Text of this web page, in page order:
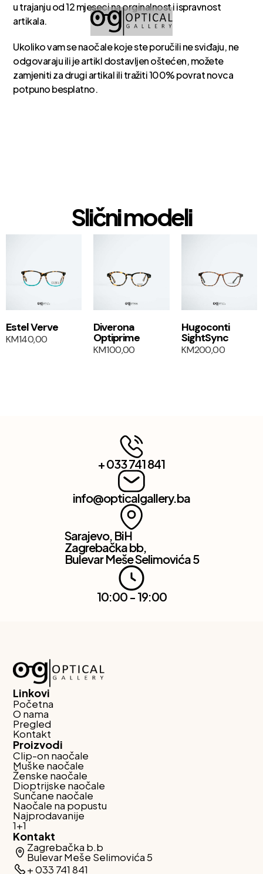
u trajanju od 12 mjeseci na orginalnost i ispravnost
artikala.
Ukoliko vam se naočale koje ste poručili ne sviđaju, ne
odgovaraju ili je artikl dostavljen oštećen, možete
zamjeniti za drugi artikal ili tražiti 100% povrat novca
potpuno besplatno.
Slični modeli
Estel Verve
KM140,00
1+1
Diverona
Optiprime
KM100,00
Hugoconti
SightSync
KM200,00
+ 033 741 841
info@opticalgallery.ba
Sarajevo, BiH
Zagrebačka bb,
Bulevar Meše Selimovića 5
10:00 - 19:00
Linkovi
Početna
O nama
Pregled
Kontakt
Proizvodi
Clip-on naočale
Muške naočale
Ženske naočale
Dioptrijske naočale
Sunčane naočale
Naočale na popustu
Najprodavanije
1+1
Kontakt
Zagrebačka b.b
Bulevar Meše Selimovića 5
+ 033 741 841